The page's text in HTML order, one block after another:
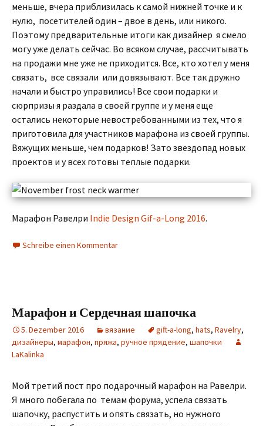
меньше, вчера приблизилась к самой нижней точке и к
нулю, посетителей один – двое в день, или никого.
Поэтому предварительные итоги как дизайнер я смело
могу уже делать сейчас. Во всяком случае, рассчитывать
на продажи мне уже не приходится. Все, кто хотел у меня
связать, все связали или довязывают. Все так дружно
начали и быстро управились! Все свои подарки и
сюрпризы я раздала в своей группе и у меня еще
остались некоторые невостребованными из тех, что я
приготовила для участников марафона из своей группы.
Вяжущих меньше, чем подарков! Зато звездопад новых
проектов и у всех готовы теплые подарки.
Марафон Равелри Indie Design Gif-a-Long 2016.
Schreibe einen Kommentar
Марафон и Сердечная шапочка
5. Dezember 2016 вязание gift-a-long, hats, Ravelry,
дизайнеры, марафон, пряжа, ручное прядение, шапочки
LaKalinka
Мой третий пост про подарочный марафон на Равелри.
Я много побегала по темам форума, успела связать
шапочку, распустить и опять связать, но нужного